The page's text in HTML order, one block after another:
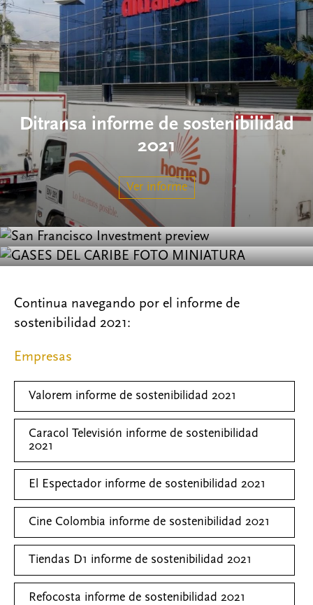
Ditransa informe de sostenibilidad
2021
Ver informe
San Francisco Investments informe
de sostenibilidad 2021
Ver informe
Gases del Caribe Investments
informe de sostenibilidad 2021
Ver informe
Continua navegando por el informe de
sostenibilidad 2021:
Empresas
Valorem informe de sostenibilidad 2021
Caracol Televisión informe de sostenibilidad
2021
El Espectador informe de sostenibilidad 2021
Cine Colombia informe de sostenibilidad 2021
Tiendas D1 informe de sostenibilidad 2021
Refocosta informe de sostenibilidad 2021